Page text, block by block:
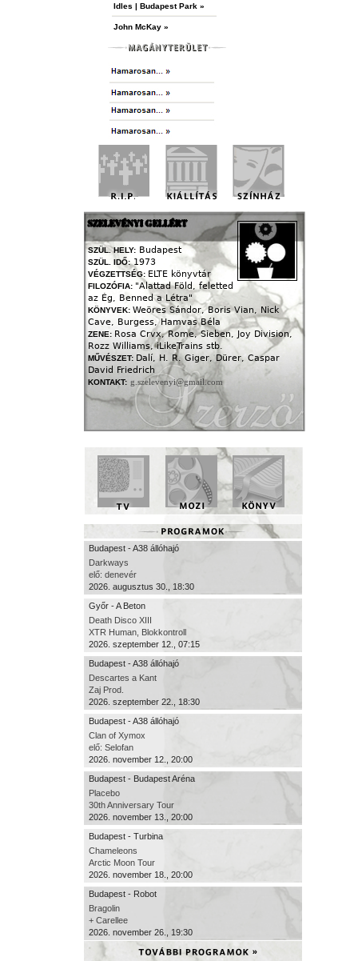
Idles | Budapest Park »
John McKay »
SZELEVÉNYI GELLÉRT
SZÜL. HELY: Budapest
SZÜL. IDŐ: 1973
VÉGZETTSÉG: ELTE könyvtár
FILOZÓFIA: "Alattad Föld, feletted
az Ég, Benned a Létra"
KÖNYVEK: Weöres Sándor, Boris Vian, Nick
Cave, Burgess, Hamvas Béla
ZENE: Rosa Crvx, Rome, Sieben, Joy Division,
Rozz Williams, iLikeTrains stb.
MŰVÉSZET: Dalí, H. R. Giger, Dürer, Caspar
David Friedrich
KONTAKT: g.szelevenyi@gmail.com
Budapest - A38 állóhajó
Darkways
elő: denevér
2026. augusztus 30., 18:30
Győr - A Beton
Death Disco XIII
XTR Human, Blokkontroll
2026. szeptember 12., 07:15
Budapest - A38 állóhajó
Descartes a Kant
Zaj Prod.
2026. szeptember 22., 18:30
Budapest - A38 állóhajó
Clan of Xymox
elő: Selofan
2026. november 12., 20:00
Budapest - Budapest Aréna
Placebo
30th Anniversary Tour
2026. november 13., 20:00
Budapest - Turbina
Chameleons
Arctic Moon Tour
2026. november 18., 20:00
Budapest - Robot
Bragolin
+ Carellee
2026. november 26., 19:30